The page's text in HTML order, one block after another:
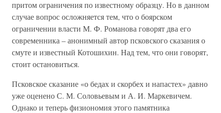
притом ограничения по известному образцу. Но в данном
случае вопрос осложняется тем, что о боярском
ограничении власти М. Ф. Романова говорят два его
современника – анонимный автор псковского сказания о
смуте и известный Котошихин. Над тем, что они говорят,
стоит остановиться.
Псковское сказание «о бедах и скорбех и напастех» давно
уже оценено С. М. Соловьевым и А. И. Маркевичем.
Однако и теперь физиономия этого памятника